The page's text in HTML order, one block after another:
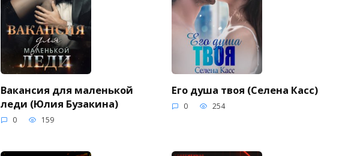
Вакансия для маленькой
леди (Юлия Бузакина)
0 159
Его душа твоя (Селена Касс)
0 254